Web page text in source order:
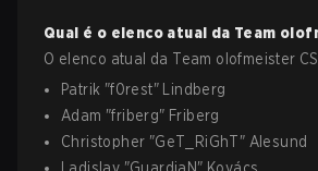
Qual é o elenco atual da Team
O elenco atual da Team olofmeister
Patrik "f0rest"
Lindberg
Adam "friberg" Friberg
Christopher "GeT_RiGhT" Alesund